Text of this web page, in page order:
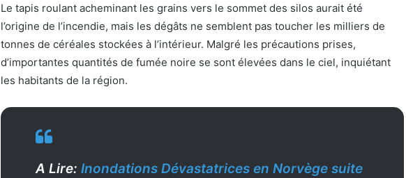
Le tapis roulant acheminant les grains vers le sommet des silos aurait été
l’origine de l’incendie, mais les dégâts ne semblent pas toucher les milliers de
tonnes de céréales stockées à l’intérieur. Malgré les précautions prises,
d’importantes quantités de fumée noire se sont élevées dans le ciel, inquiétant
les habitants de la région.
A Lire: Inondations Dévastatrices en Norvège suite